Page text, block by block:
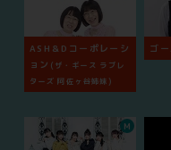
ASH＆Dコーポレーシ
ョン (ザ・ギース ラブレ
ターズ 阿佐ヶ谷姉妹)
ゴ
M